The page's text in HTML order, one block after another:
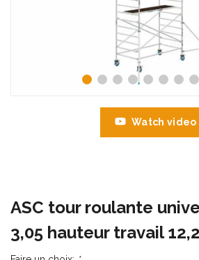
Watch video
ASC tour roulante
3,05 hauteur travail